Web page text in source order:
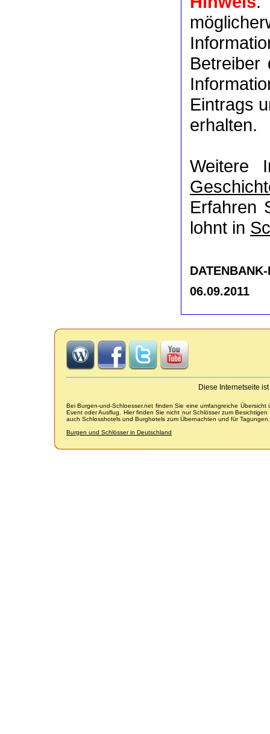
Eintrags
erhalten.
Weitere
Erfahren
lohnt in
06.09.2011
Diese Internetseite
Bei Burgen-und-Schloesser.net finden Sie eine umfangreiche
Event oder Ausflug. Hier finden Sie nicht nur Schlösser zum
auch Schlosshotels und Burghotels zum Übernachten und für Tagungen.
Burgen und Schlösser in Deutschland